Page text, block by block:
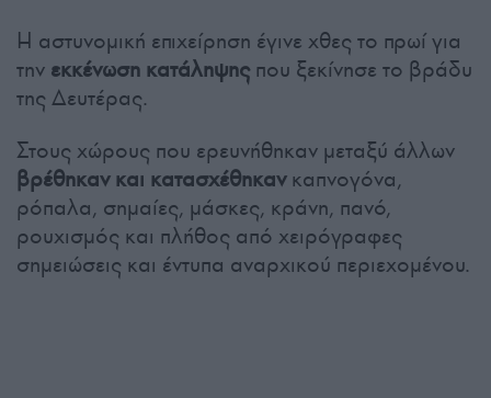
Η αστυνομική επιχείρηση έγινε χθες το πρωί για
την εκκένωση κατάληψηςπου ξεκίνησε το βράδυ
της Δευτέρας.
Στους χώρους που ερευνήθηκαν μεταξύ άλλων
βρέθηκαν και κατασχέθηκανκαπνογόνα,
ρόπαλα, σημαίες, μάσκες, κράνη, πανό,
ρουχισμός και πλήθος από χειρόγραφες
σημειώσεις και έντυπα αναρχικού περιεχομένου.